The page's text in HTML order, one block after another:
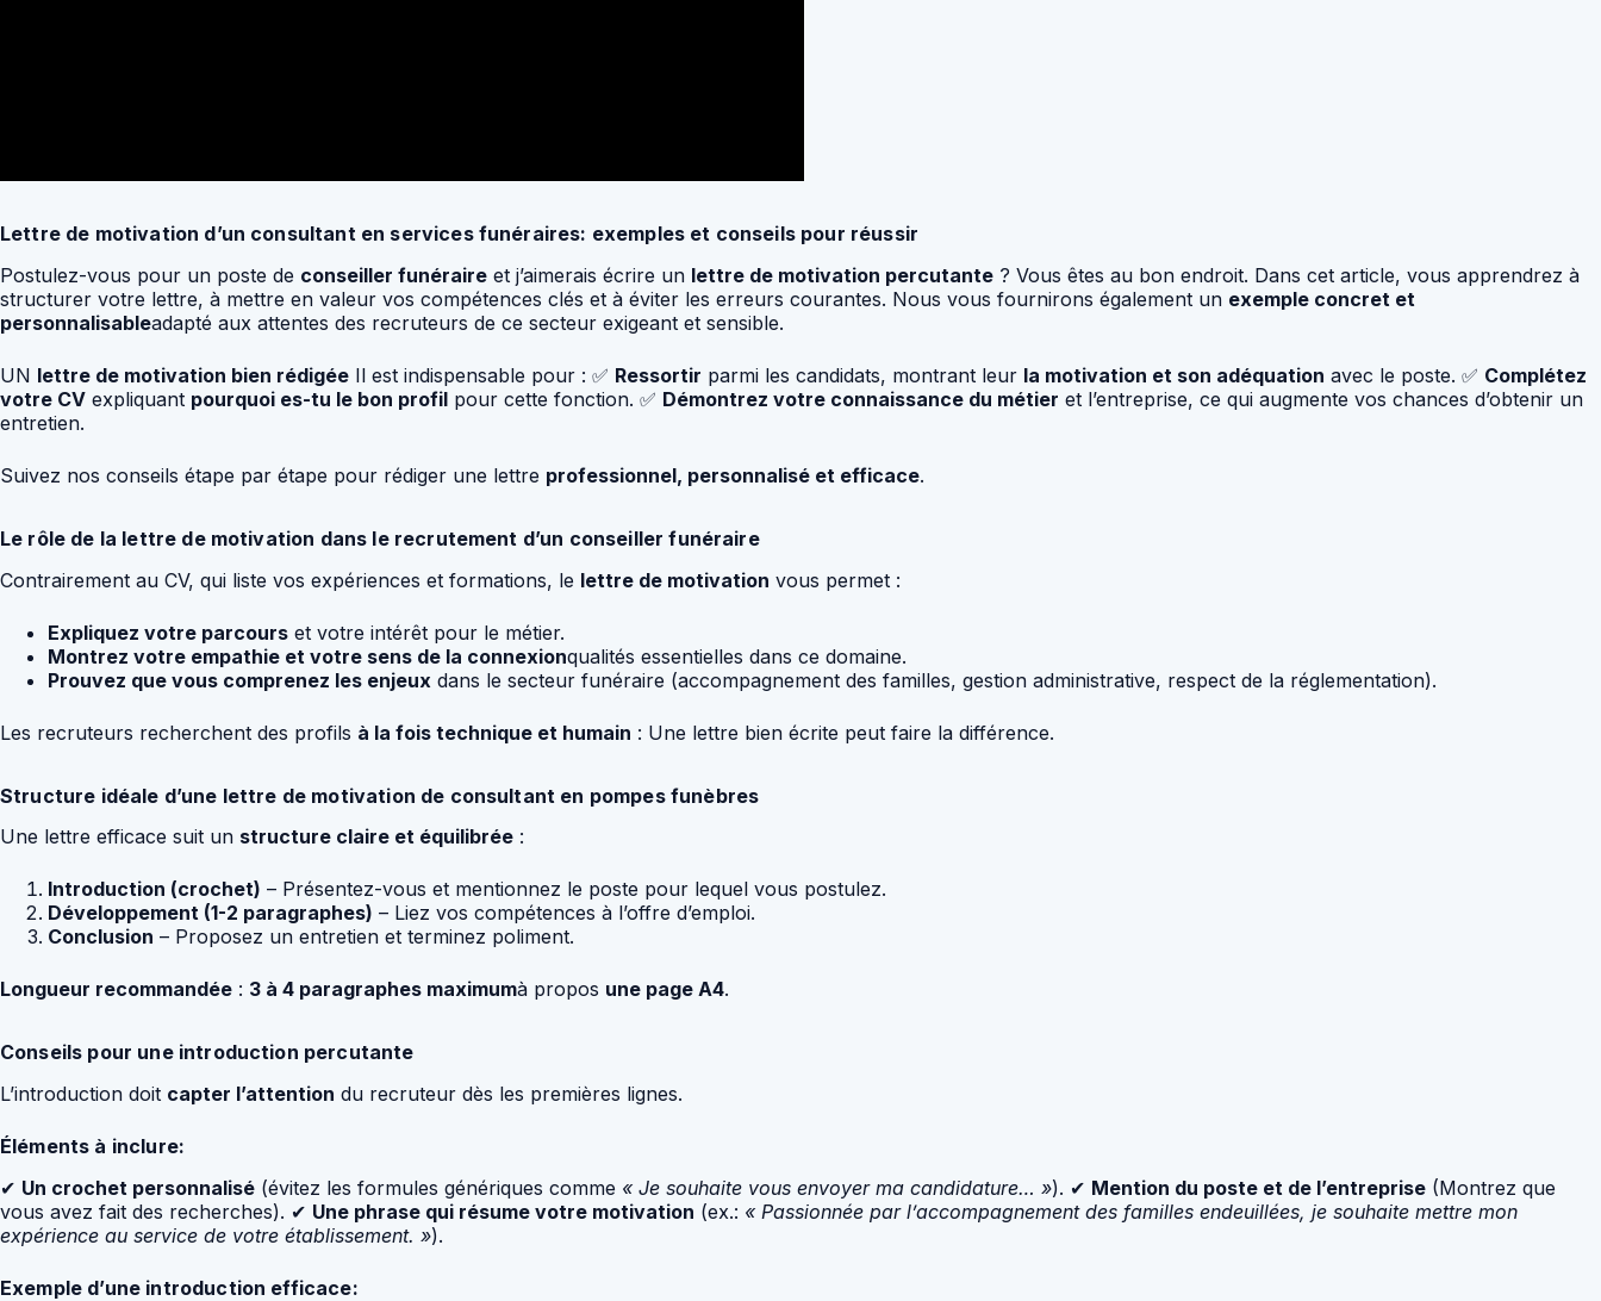
Lettre de motivation d’un consultant en services funéraires: exemples et conseils pour réussir
Postulez-vous pour un poste de conseiller funéraire et j’aimerais écrire un lettre de motivation percutante ? Vous êtes au bon endroit. Dans cet article, vous apprendrez à
structurer votre lettre, à mettre en valeur vos compétences clés et à éviter les erreurs courantes. Nous vous fournirons également un exemple concret et
personnalisableadapté aux attentes des recruteurs de ce secteur exigeant et sensible.
UN lettre de motivation bien rédigée Il est indispensable pour : ✅ Ressortir parmi les candidats, montrant leur la motivation et son adéquation avec le poste. ✅ Complétez
votre CV expliquant pourquoi es-tu le bon profil pour cette fonction. ✅ Démontrez votre connaissance du métier et l’entreprise, ce qui augmente vos chances d’obtenir un
entretien.
Suivez nos conseils étape par étape pour rédiger une lettre professionnel, personnalisé et efficace.
Le rôle de la lettre de motivation dans le recrutement d’un conseiller funéraire
Contrairement au CV, qui liste vos expériences et formations, le lettre de motivation vous permet :
Expliquez votre parcours et votre intérêt pour le métier.
Montrez votre empathie et votre sens de la connexionqualités essentielles dans ce domaine.
Prouvez que vous comprenez les enjeux dans le secteur funéraire (accompagnement des familles, gestion administrative, respect de la réglementation).
Les recruteurs recherchent des profils à la fois technique et humain : Une lettre bien écrite peut faire la différence.
Structure idéale d’une lettre de motivation de consultant en pompes funèbres
Une lettre efficace suit un structure claire et équilibrée :
Introduction (crochet) – Présentez-vous et mentionnez le poste pour lequel vous postulez.
Développement (1-2 paragraphes) – Liez vos compétences à l’offre d’emploi.
Conclusion – Proposez un entretien et terminez poliment.
Longueur recommandée : 3 à 4 paragraphes maximumà propos une page A4.
Conseils pour une introduction percutante
L’introduction doit capter l’attention du recruteur dès les premières lignes.
Éléments à inclure:
✔ Un crochet personnalisé (évitez les formules génériques comme « Je souhaite vous envoyer ma candidature… »). ✔ Mention du poste et de l’entreprise (Montrez que
vous avez fait des recherches). ✔ Une phrase qui résume votre motivation (ex.: « Passionnée par l’accompagnement des familles endeuillées, je souhaite mettre mon
expérience au service de votre établissement. »).
Exemple d’une introduction efficace: